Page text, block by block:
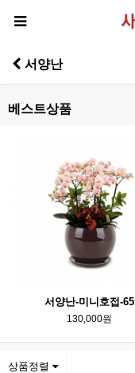
서양난
베스트상품
서양난-미니호접-65
130,000원
상품정렬